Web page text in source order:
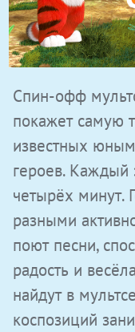
Спин-офф
покажет самую
известных
героев. Каждый
четырёх минут.
разными
поют песни,
радость и
найдут в
коспозиций